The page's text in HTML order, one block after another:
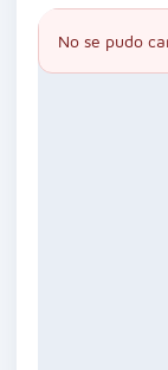
No se pudo